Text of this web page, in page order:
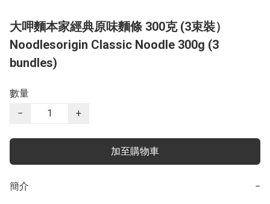
大呷麵本家經典原味麵條 300克 (3束裝）
Noodlesorigin Classic Noodle 300g (3
bundles)
數量
−
+
加至購物車
簡介 −